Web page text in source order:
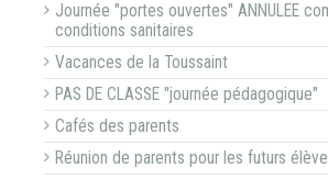
Journée "portes ouvertes" ANNULEE
conditions sanitaires
Vacances de la Toussaint
PAS DE CLASSE "journée pédagogique"
Cafés des parents
Réunion de parents pour les futurs